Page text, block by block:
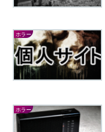
ホラー
ホラー